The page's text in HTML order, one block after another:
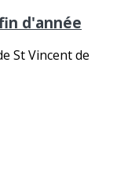
d'année
St Vincent de